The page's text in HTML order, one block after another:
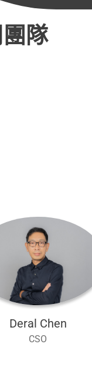
隊
Deral Chen
CSO